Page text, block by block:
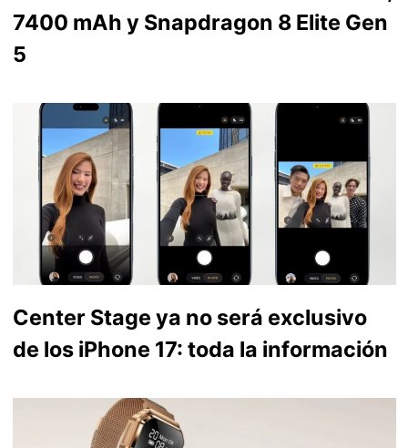
7400 mAh y Snapdragon 8 Elite Gen
5
Center Stage ya no será exclusivo
de los iPhone 17: toda la información